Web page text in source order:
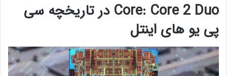
Core: Core 2 Duo در تاریخچه سی
پی یو های اینتل